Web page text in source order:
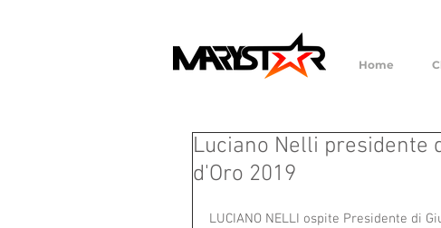
Home
Luciano Nelli presidente
d'Oro 2019
LUCIANO NELLI ospite Presidente di